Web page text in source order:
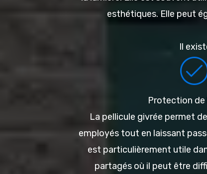
esthétiques. Elle peut
Il
Protection
La pellicule givrée permet
employés tout en laissant
est particulièrement utile
partagés où il peut être